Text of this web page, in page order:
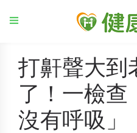
打鼾聲大到
了！一檢查
沒有呼吸